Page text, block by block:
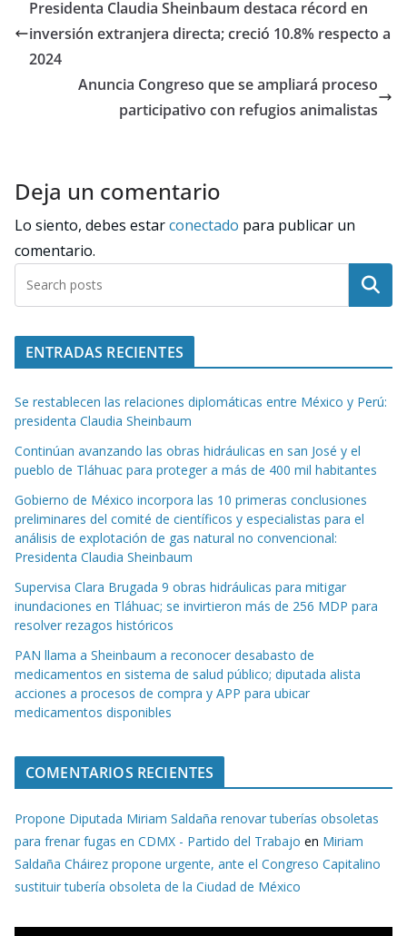
Presidenta Claudia Sheinbaum destaca récord en
inversión extranjera directa; creció 10.8% respecto a
2024
Anuncia Congreso que se ampliará proceso
participativo con refugios animalistas
Deja un comentario
Lo siento, debes estarconectado para publicar un
comentario.
Buscar
ENTRADAS RECIENTES
Se restablecen las relaciones diplomáticas entre México y Perú:
presidenta Claudia Sheinbaum
Continúan avanzando las obras hidráulicas en san José y el
pueblo de Tláhuac para proteger a más de 400 mil habitantes
Gobierno de México incorpora las 10 primeras conclusiones
preliminares del comité de científicos y especialistas para el
análisis de explotación de gas natural no convencional:
Presidenta Claudia Sheinbaum
Supervisa Clara Brugada 9 obras hidráulicas para mitigar
inundaciones en Tláhuac; se invirtieron más de 256 MDP para
resolver rezagos históricos
PAN llama a Sheinbaum a reconocer desabasto de
medicamentos en sistema de salud público; diputada alista
acciones a procesos de compra y APP para ubicar
medicamentos disponibles
COMENTARIOS RECIENTES
Propone Diputada Miriam Saldaña renovar tuberías obsoletas
para frenar fugas en CDMX - Partido del Trabajo en Miriam
Saldaña Cháirez propone urgente, ante el Congreso Capitalino
sustituir tubería obsoleta de la Ciudad de México